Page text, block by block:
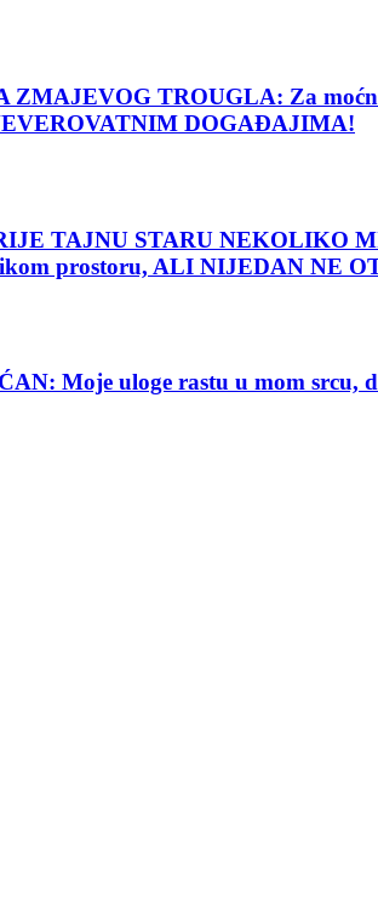
ZMAJEVOG TROUGLA: Za
DOGAĐAJIMA!
TAJNU STARU NEKOLIKO
prostoru, ALI NIJEDAN NE
Moje uloge rastu u mom srcu,